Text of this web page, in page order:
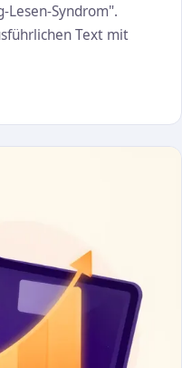
Lesen-Syndrom".
Text mit